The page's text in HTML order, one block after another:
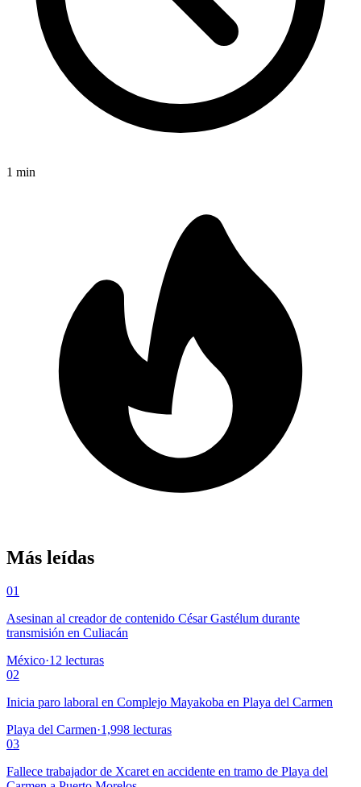
1 min
Más leídas
01
Asesinan al creador de contenido César Gastélum durante
transmisión en Culiacán
México·12 lecturas
02
Inicia paro laboral en Complejo Mayakoba en Playa del Carmen
Playa del Carmen·1,998 lecturas
03
Fallece trabajador de Xcaret en accidente en tramo de Playa del